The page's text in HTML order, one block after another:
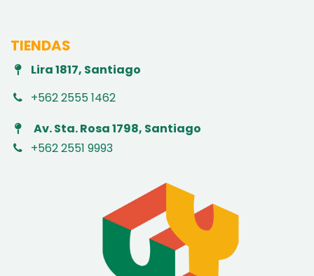
TIENDAS
Lira 1817, Santiago
+562 2555 1462
Av. Sta. Rosa 1798, Santiago
+562 2551 9993